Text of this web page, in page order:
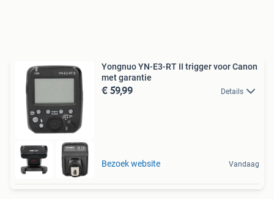
Yongnuo YN-E3-RT II trigger voor Canon
met garantie
€ 59,99 Details
Bezoek website Vandaag